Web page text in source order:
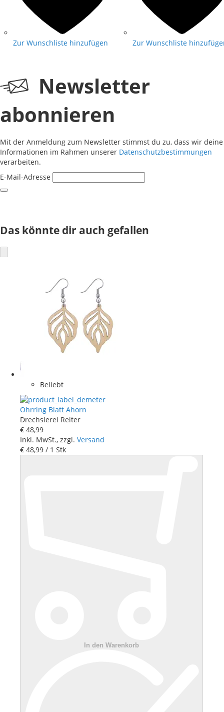
Zur Wunschliste hinzufügen Zur Wunschliste
Newsletter
abonnieren
Mit der Anmeldung zum Newsletter stimmst du zu, dass wir deine
Informationen im Rahmen unserer Datenschutzbestimmungen
verarbeiten.
E-Mail-Adresse
Das könnte dir auch gefallen
Beliebt
Ohrring Blatt Ahorn
Drechslerei Reiter
€ 48,99
Inkl. MwSt., zzgl. Versand
€ 48,99 / 1 Stk
In den Warenkorb